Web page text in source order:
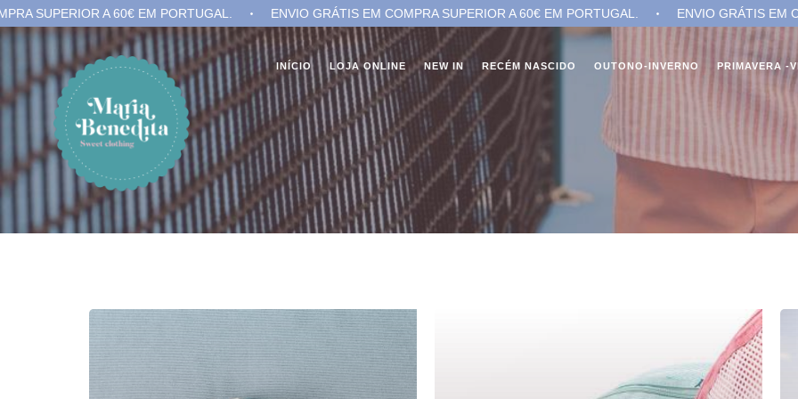
A 60€ EM PORTUGAL. ENVIO GRÁTIS EM COMPRA SUPERIOR A 60€ EM PORTUGAL. ENVIO GRÁTIS EM COMPRA
INÍCIO LOJA ONLINE NEW IN RECÉM NASCIDO OUTONO-INVERNO PRIMAVERA -